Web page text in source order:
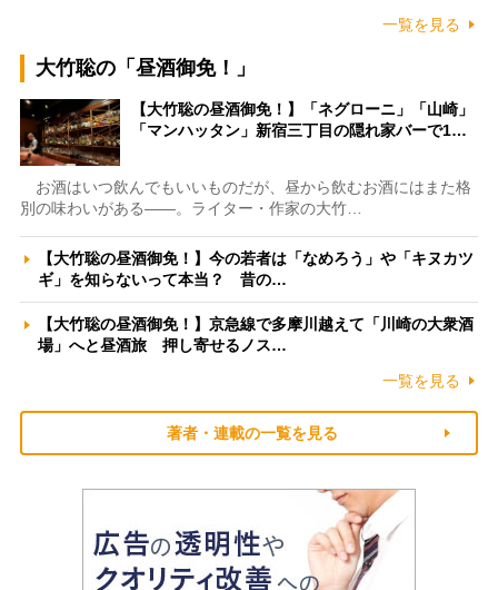
一覧を見る
大竹聡の「昼酒御免！」
【大竹聡の昼酒御免！】「ネグローニ」「山崎」
「マンハッタン」新宿三丁目の隠れ家バーで1…
お酒はいつ飲んでもいいものだが、昼から飲むお酒にはまた格
別の味わいがある――。ライター・作家の大竹…
【大竹聡の昼酒御免！】今の若者は「なめろう」や「キヌカツ
ギ」を知らないって本当？ 昔の…
【大竹聡の昼酒御免！】京急線で多摩川越えて「川崎の大衆酒
場」へと昼酒旅 押し寄せるノス…
一覧を見る
著者・連載の一覧を見る